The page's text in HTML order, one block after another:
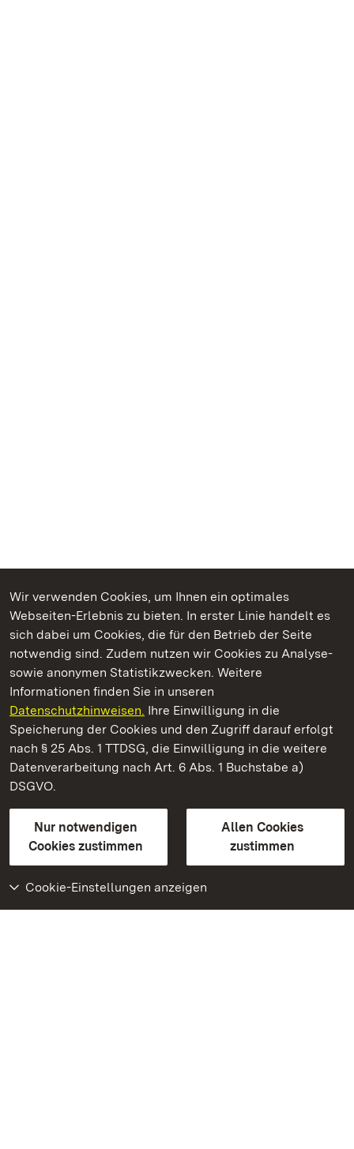
Wir verwenden Cookies, um Ihnen ein optimales
Webseiten-Erlebnis zu bieten. In erster Linie handelt es
sich dabei um Cookies, die für den Betrieb der Seite
notwendig sind. Zudem nutzen wir Cookies zu Analyse-
sowie anonymen Statistikzwecken. Weitere
Informationen finden Sie in unseren
Datenschutzhinweisen. Ihre Einwilligung in die
Speicherung der Cookies und den Zugriff darauf erfolgt
nach § 25 Abs. 1 TTDSG, die Einwilligung in die weitere
Datenverarbeitung nach Art. 6 Abs. 1 Buchstabe a)
DSGVO.
Nur notwendigen
Cookies zustimmen
Allen Cookies
zustimmen
Cookie-Einstellungen anzeigen
Kommen. Staunen. Genießen.
Staatliche Schlösser und Gärten Baden‑Württemberg
Staatliche Schlösser und Gärten Baden-Württemberg
Kontakt
GebärdenspracheLeichte Sprache
Erklärung zur Barrierefreiheit
BITV-konform (geprüfte Seiten)
Weiteres